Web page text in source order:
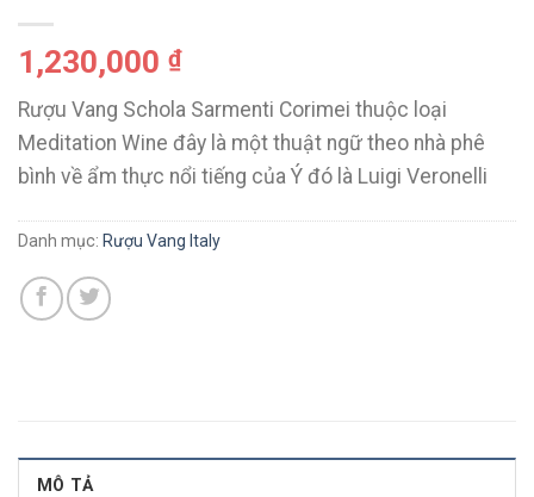
1,230,000 ₫
Rượu Vang Schola Sarmenti Corimei thuộc loại
Meditation Wine đây là một thuật ngữ theo nhà phê
bình về ẩm thực nổi tiếng của Ý đó là Luigi Veronelli
Danh mục: Rượu Vang Italy
MÔ TẢ